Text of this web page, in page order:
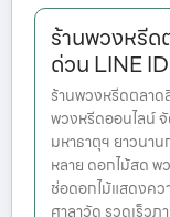
ร้านพวงหรี
ด่วน LINE
ร้านพวงหรีดตลา
พวงหรีดออนไลน์
มหาธาตุฯ ยาวนาน
หลาย ดอกไม้สด
ช่อดอกไม้แสดงคว
ศาลาวัด รวดเร็วภ